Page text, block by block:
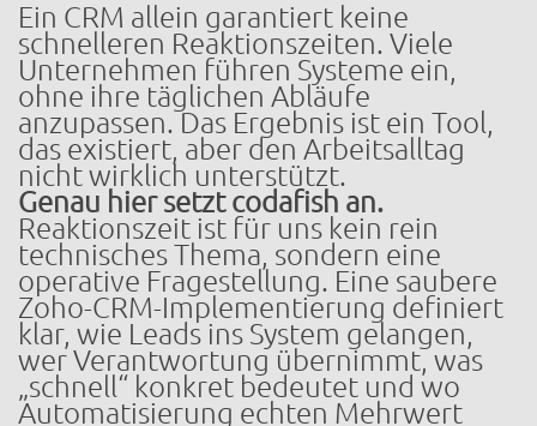
Ein CRM allein garantiert keine
schnelleren Reaktionszeiten. Viele
Unternehmen führen Systeme ein,
ohne ihre täglichen Abläufe
anzupassen. Das Ergebnis ist ein Tool,
das existiert, aber den Arbeitsalltag
nicht wirklich unterstützt.
Genau hier setzt codafish an.
Reaktionszeit ist für uns kein rein
technisches Thema, sondern eine
operative Fragestellung. Eine saubere
Zoho-CRM-Implementierung definiert
klar, wie Leads ins System gelangen,
wer Verantwortung übernimmt, was
„schnell“ konkret bedeutet und wo
Automatisierung echten Mehrwert